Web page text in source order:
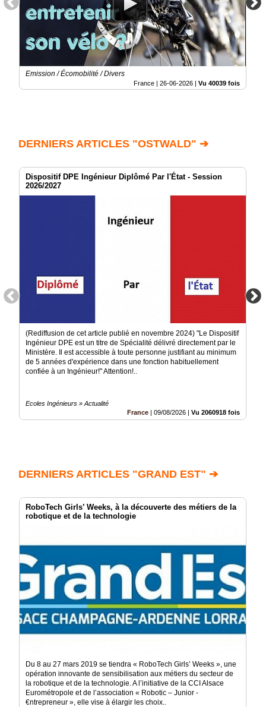
Emission / Écomobilité / Divers
France | 26-06-2026 | Vu 40039 fois
DERNIERS ARTICLES "OSTWALD" ➔
Dispositif DPE Ingénieur Diplômé Par l'État - Session
2026/2027
(Rediffusion de cet article publié en novembre 2024) "Le Dispositif
Ingénieur DPE est un titre de Spécialité délivré directement par le
Ministère. Il est accessible à toute personne justifiant au minimum
de 5 années d'expérience dans une fonction habituellement
confiée à un Ingénieur!" Attention!..
Ecoles Ingénieurs » Actualité
France
09/08/2026 Vu 2060918 fois
DERNIERS ARTICLES "GRAND EST" ➔
RoboTech Girls’ Weeks, à la découverte des métiers de la
robotique et de la technologie
Du 8 au 27 mars 2019 se tiendra « RoboTech Girls’ Weeks », une
opération innovante de sensibilisation aux métiers du secteur de
la robotique et de la technologie. A l’initiative de la CCI Alsace
Eurométropole et de l’association « Robotic – Junior -
€ntrepreneur », elle vise à élargir les choix..